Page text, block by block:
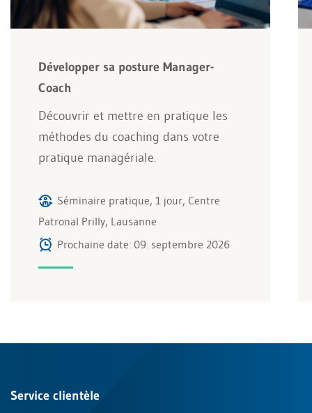
Développer sa posture Manager-
Coach
Découvrir et mettre en pratique les
méthodes du coaching dans votre
pratique managériale.
Séminaire pratique, 1 jour, Centre
Patronal Prilly, Lausanne
Prochaine date: 09. septembre 2026
Service clientèle